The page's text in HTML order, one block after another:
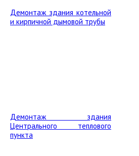
Демонтаж здания котельной
и кирпичной дымовой трубы
Демонтаж здания
Центрального теплового
пункта